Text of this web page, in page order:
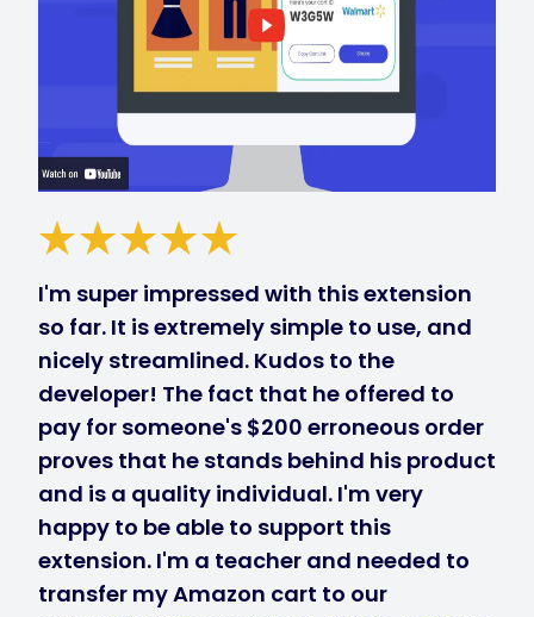
I'm super impressed with this extension
so far. It is extremely simple to use, and
nicely streamlined. Kudos to the
developer! The fact that he offered to
pay for someone's $200 erroneous order
proves that he stands behind his product
and is a quality individual. I'm very
happy to be able to support this
extension. I'm a teacher and needed to
transfer my Amazon cart to our